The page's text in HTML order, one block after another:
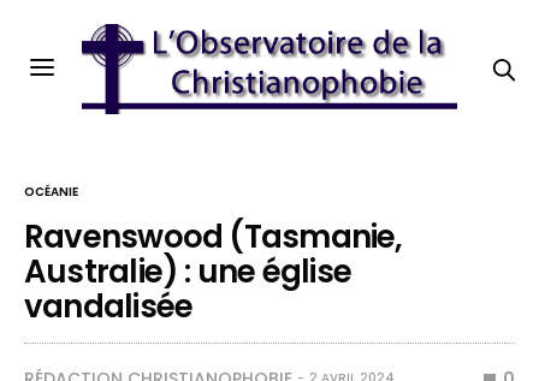
OCÉANIE
Ravenswood (Tasmanie,
Australie) : une église
vandalisée